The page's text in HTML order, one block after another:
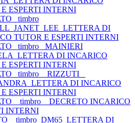
ESPERTI INTERNI
_timbro
DI
TUTOR E ESPERTI INTERNI
_timbro _MAINIERI
DI INCARICO
ESPERTI INTERNI
_timbro _ RIZZUTI _
DI INCARICO
ESPERTI INTERNI
_ timbro _ DECRETO INCARICO
INTERNI
DI